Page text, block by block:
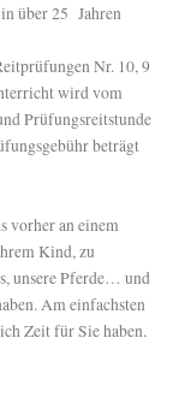
über 25 Jahren
Nr. 10, 9
wird vom
Prüfungsreitstunde
beträgt
vorher an einem
Kind, zu
unsere Pferde… und
Am einfachsten
Zeit für Sie haben.